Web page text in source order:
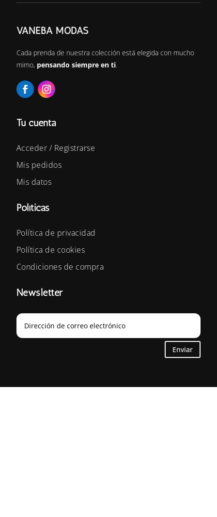
VANEBA MODAS
Cada prenda de nuestra colección está elegida con mucho
mimo, pensando siempre en ti.
Tu cuenta
Acceder / Registrarse
Mis pedidos
Mis datos
Políticas
Política de privacidad
Política de cookies
Condiciones de compra
Newsletter
Enviar